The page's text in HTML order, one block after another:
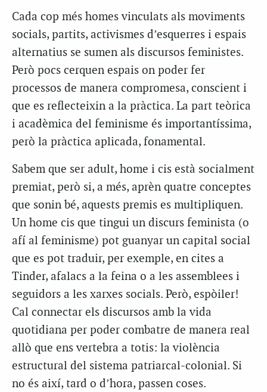
Cada cop més homes vinculats als moviments
socials, partits, activismes d’esquerres i espais
alternatius se sumen als discursos feministes.
Però pocs cerquen espais on poder fer
processos de manera compromesa, conscient i
que es reflecteixin a la pràctica. La part teòrica
i acadèmica del feminisme és importantíssima,
però la pràctica aplicada, fonamental.
Sabem que ser adult, home i cis està socialment
premiat, però si, a més, aprèn quatre conceptes
que sonin bé, aquests premis es multipliquen.
Un home cis que tingui un discurs feminista (o
afí al feminisme) pot guanyar un capital social
que es pot traduir, per exemple, en cites a
Tinder, afalacs a la feina o a les assemblees i
seguidors a les xarxes socials. Però, espòiler!
Cal connectar els discursos amb la vida
quotidiana per poder combatre de manera real
allò que ens vertebra a totis: la violència
estructural del sistema patriarcal-colonial. Si
no és així, tard o d’hora, passen coses.